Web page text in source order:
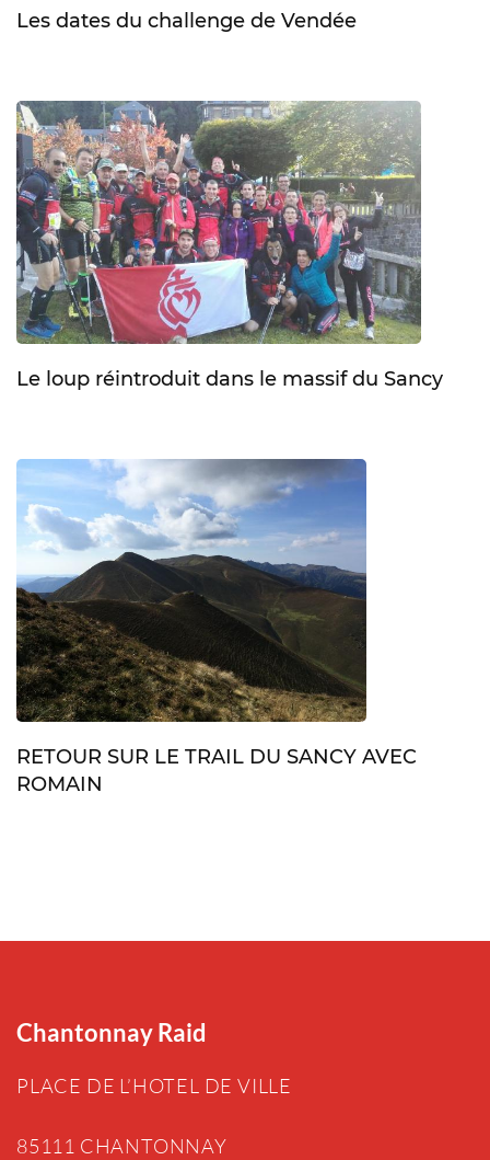
Les dates du challenge de Vendée
Le loup réintroduit dans le massif du Sancy
RETOUR SUR LE TRAIL DU SANCY AVEC
ROMAIN
Chantonnay Raid
PLACE DE L’HOTEL DE VILLE
85111 CHANTONNAY